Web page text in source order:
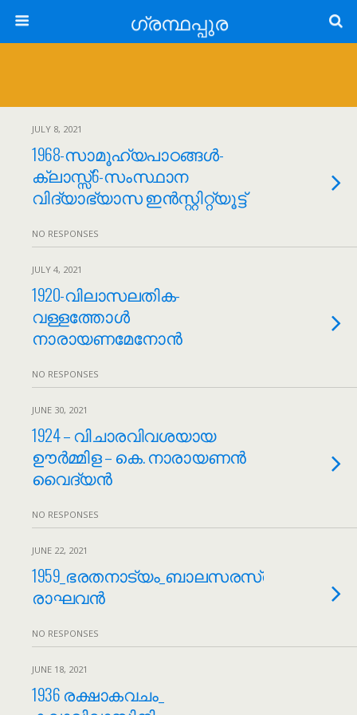
ഗ്രന്ഥപ്പുര
JULY 8, 2021
1968-സാമൂഹ്യപാഠങ്ങള്‍-
ക്ലാസ്സ്6-സംസ്ഥാന
വിദ്യാഭ്യാസ ഇൻസ്റ്റിറ്റ്യൂട്ട്
NO RESPONSES
JULY 4, 2021
1920-വിലാസലതിക-
വള്ളത്തോൾ
നാരായണമേനോന്‍
NO RESPONSES
JUNE 30, 2021
1924 – വിചാരവിവശയായ
ഊർമ്മിള – കെ. നാരായണൻ
വൈദ്യൻ
NO RESPONSES
JUNE 22, 2021
1959_ഭരതനാട്യം_ബാലസരസ്വതി_ഡോ
രാഘവന്‍
NO RESPONSES
JUNE 18, 2021
1936 രക്ഷാകവചം_